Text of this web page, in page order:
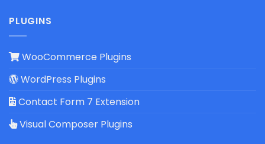
PLUGINS
WooCommerce Plugins
WordPress Plugins
Contact Form 7 Extension
Visual Composer Plugins